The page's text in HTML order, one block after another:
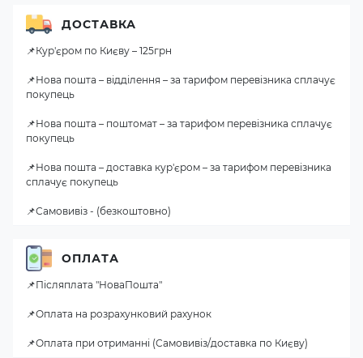
ДОСТАВКА
📌Кур'єром по Києву – 125грн
📌Нова пошта – відділення – за тарифом перевізника сплачує
покупець
📌Нова пошта – поштомат – за тарифом перевізника сплачує
покупець
📌Нова пошта – доставка кур'єром – за тарифом перевізника
сплачує покупець
📌Самовивіз - (безкоштовно)
ОПЛАТА
📌Післяплата "НоваПошта"
📌Оплата на розрахунковий рахунок
📌Оплата при отриманні (Самовивіз/доставка по Києву)